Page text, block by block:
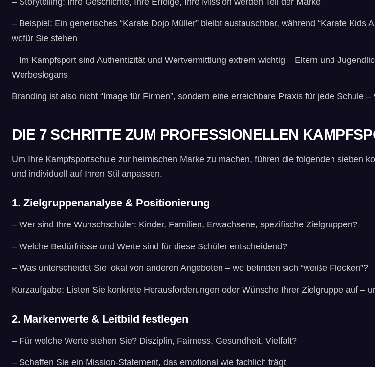
– Beispiel: Ein generisches “Karate Dojo Müller” bleibt austauschbar, während “Karate Kids
wofür Sie stehen
– Im Kampfsport sind Authentizität und Wertvermittlung extrem wichtig – Eltern und
Werbeslogans
Branding ist also nicht “Image für Firmen”, sondern eine erreichbare Praxis für jede Schule
DIE 7 SCHRITTE ZUM PROFESSIONELLEN
Um Ihre Kampfsportschule zur heimischen Marke zu machen, führen die folgenden sieben
und individuell auf Ihren Stil anpassen.
1. Zielgruppenanalyse & Positionierung
– Wer sind Ihre Wunschschüler: Kinder, Familien, Erwachsene, spezifische Zielgruppen?
– Welche Bedürfnisse und Werte sind für diese Schüler entscheidend?
– Was unterscheidet Sie lokal von anderen Angeboten – wo befinden sich “weiße Flecken”?
Kurzaufgabe: Listen Sie konkrete Herausforderungen oder Wünsche Ihrer Zielgruppe auf –
2. Markenwerte & Leitbild festlegen
– Für welche Werte stehen Sie? Disziplin, Fairness, Gesundheit, Vielfalt?
– Schaffen Sie ein Mission-Statement, das emotional wie fachlich trägt